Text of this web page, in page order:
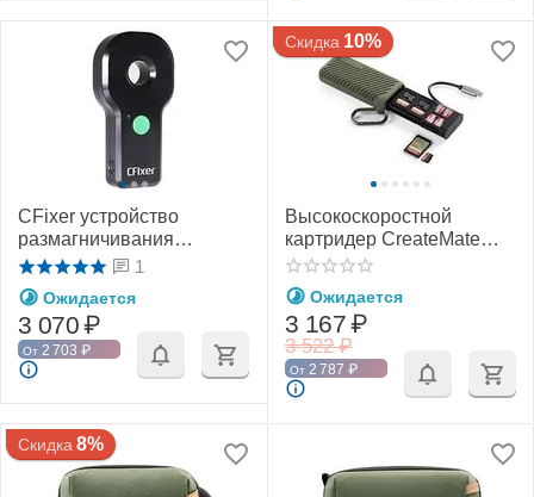
CFixer устройство
размагничивания
компаса квадрокоптера
1
Ожидается
3 070₽
От 2 703 ₽
Скидка 10%
Высокоскоростной
картридер CreateMate
(PGYTECH P-GM-162 / P-
GM-163)
Ожидается
3 522 ₽
3 167₽
От 2 787 ₽
Скидка 8%